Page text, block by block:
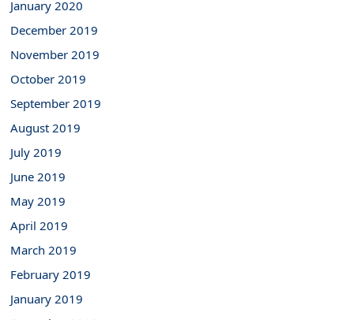
January 2020
December 2019
November 2019
October 2019
September 2019
August 2019
July 2019
June 2019
May 2019
April 2019
March 2019
February 2019
January 2019